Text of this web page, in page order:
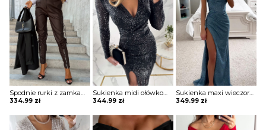
Spodnie rurki z zamkami Arvida
334.99 zł
Sukienka midi ołówkowa z kopertowym dekoltem Ayano
344.99 zł
Sukienka maxi wieczorowa z gorsetowym topem Alija
349.99 zł